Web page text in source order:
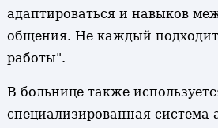
адаптироваться и навыков
общения. Не каждый
работы".
В больнице также
специализированная система